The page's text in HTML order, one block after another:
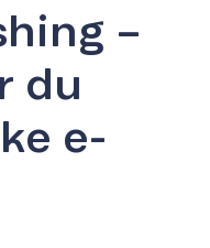
–
du
e-